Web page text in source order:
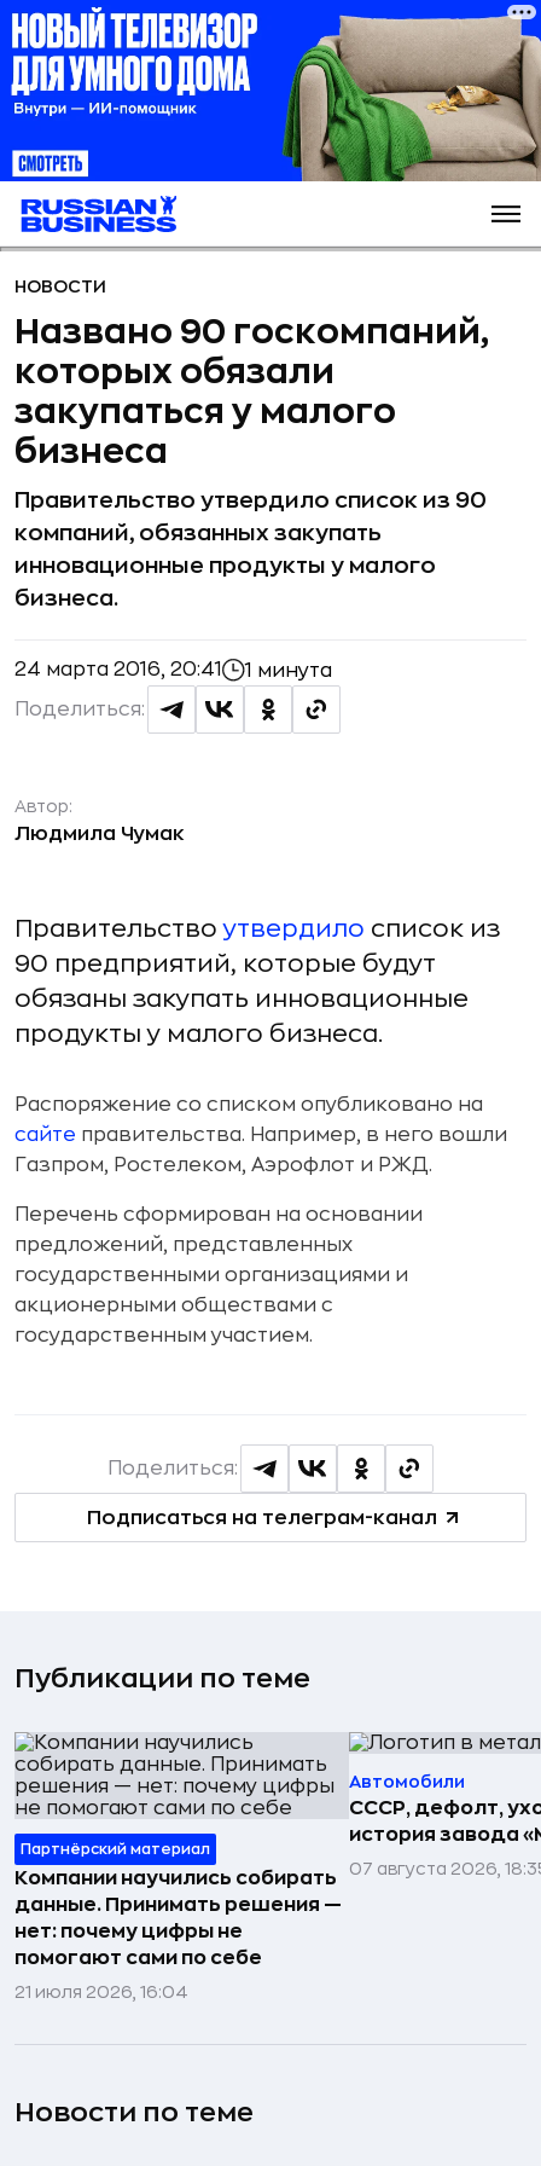
НОВОСТИ
Названо 90 госкомпаний,
которых обязали
закупаться у малого
бизнеса
Правительство утвердило список из 90
компаний, обязанных закупать
инновационные продукты у малого
бизнеса.
24 марта 2016, 20:41 1 минута
Поделиться:
Автор:
Людмила Чумак
Правительствоутвердило список из
90 предприятий, которые будут
обязаны закупать инновационные
продукты у малого бизнеса.
Распоряжение со списком опубликовано на
сайте правительства. Например, в него вошли
Газпром, Ростелеком, Аэрофлот и РЖД.
Перечень сформирован на основании
предложений, представленных
государственными организациями и
акционерными обществами с
государственным участием.
Подписаться на телеграм-канал
Поделиться:
Публикации по теме
Партнёрский материал
Компании научились собирать
данные. Принимать решения —
нет: почему цифры не
помогают сами по себе
21 июля 2026, 16:04
Автомобили
СССР, дефолт,
история завода
07 августа 2026,
Новости по теме